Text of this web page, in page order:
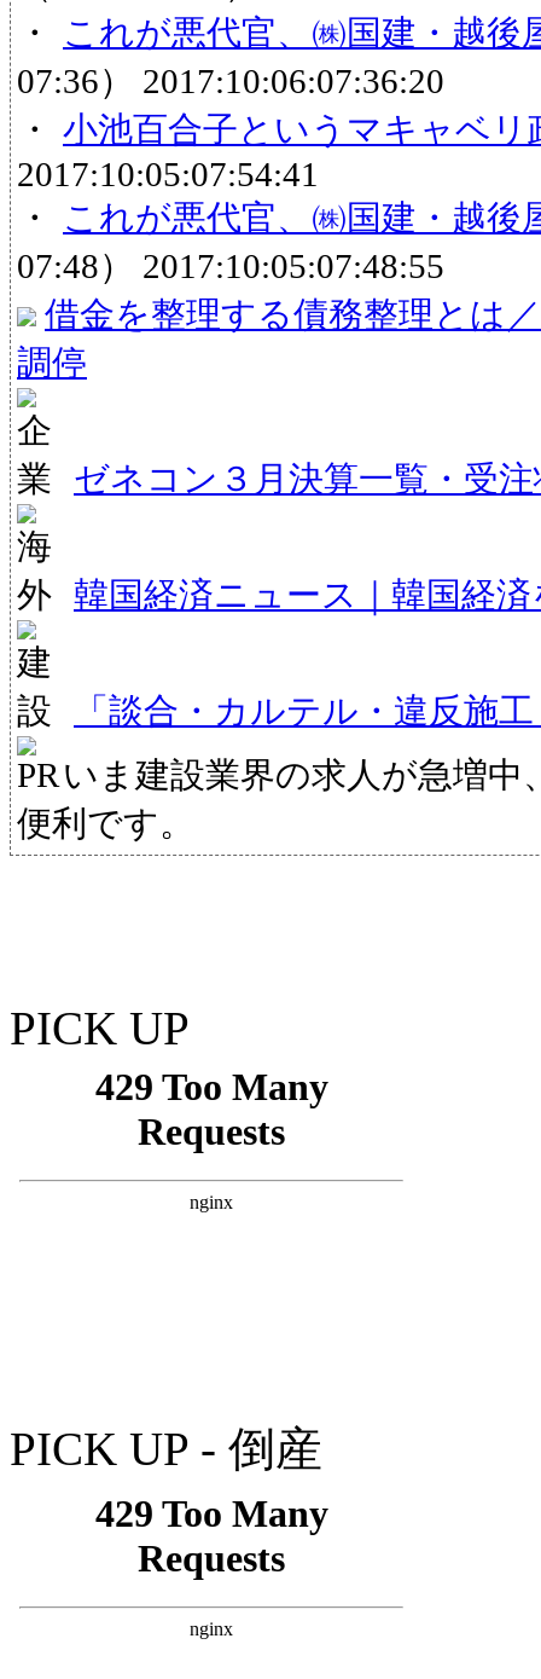
・
これが悪代官、㈱国建・越後
07:36） 2017:10:06:07:36:20
・ 小池百合子というマキャベリ
2017:10:05:07:54:41
・
これが悪代官、㈱国建・越後
07:48） 2017:10:05:07:48:55
借金を整理する債務整理とは
調停
ゼネコン３月決算一覧・受
韓国経済ニュース｜韓国経
「談合・カルテル・違反施
いま建設業界の求人が急増中
便利です。
PICK UP
PICK UP - 倒産